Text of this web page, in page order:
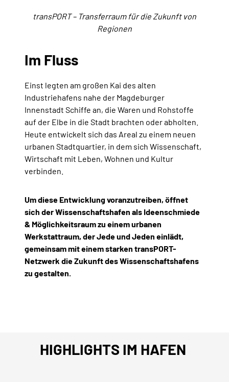
transPORT – Transferraum für die Zukunft von
Regionen
Im Fluss
Einst legten am großen Kai des alten
Industriehafens nahe der Magdeburger
Innenstadt Schiffe an, die Waren und Rohstoffe
auf der Elbe in die Stadt brachten oder abholten.
Heute entwickelt sich das Areal zu einem neuen
urbanen Stadtquartier, in dem sich Wissenschaft,
Wirtschaft mit Leben, Wohnen und Kultur
verbinden.
Um diese Entwicklung voranzutreiben, öffnet
sich der Wissenschaftshafen als Ideenschmiede
& Möglichkeitsraum zu einem urbanen
Werkstattraum, der Jede und Jeden einlädt,
gemeinsam mit einem starken transPORT-
Netzwerk die Zukunft des Wissenschaftshafens
zu gestalten.
HIGHLIGHTS IM HAFEN